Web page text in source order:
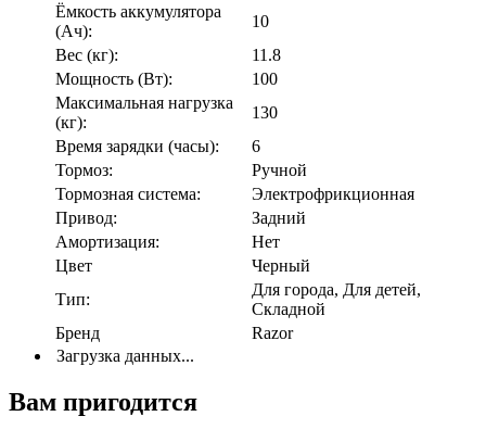
Ёмкость аккумулятора
(Ач):
10
Вес (кг):
11.8
Мощность (Вт):
100
Максимальная нагрузка
(кг):
130
Время зарядки (часы):
6
Тормоз:
Ручной
Тормозная система:
Электрофрикционная
Привод:
Задний
Амортизация:
Нет
Цвет
Черный
Тип:
Для города, Для детей,
Складной
Бренд
Razor
Загрузка данных...
Вам пригодится